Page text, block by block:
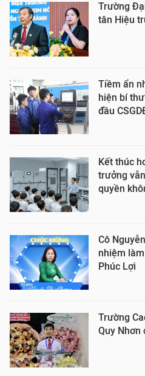
Trường
tân Hiệu
Tiềm ẩn
hiện bí
đầu
Kết thúc
trưởng
quyền
Cô
nhiệm
Phúc Lợi
Trường
Quy Nhơn